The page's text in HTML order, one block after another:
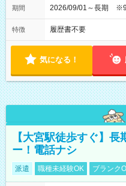
期間 2026/09/01～長期 ※9
特徴 履歴書不要
気になる！
【大宮駅徒歩すぐ】
ー！電話ナシ
派遣 職種未経験OK ブランク